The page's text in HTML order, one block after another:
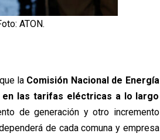
ATON.
la Comisión Nacional de Energía
en las tarifas eléctricas a lo largo
de generación y otro incremento
de cada comuna y empresa